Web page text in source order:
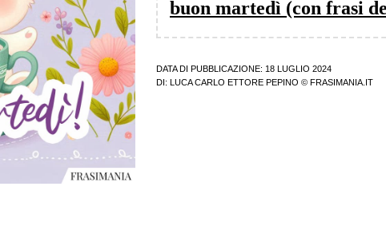
buon martedì (con frasi
DATA DI PUBBLICAZIONE: 18 LUGLIO 2024
DI:
LUCA CARLO ETTORE PEPINO © FRASIMANIA.IT